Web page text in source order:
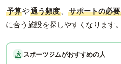
予算や通う頻度 、 サポートの必
に合う施設を探しやすくなります。
スポーツジムがおすすめの人